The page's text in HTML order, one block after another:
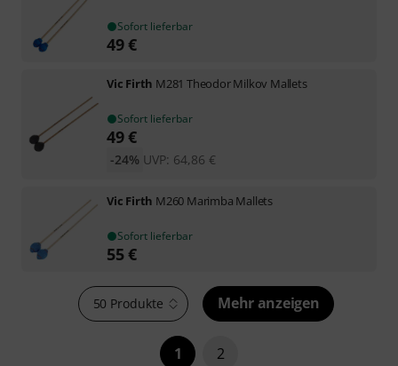
Sofort lieferbar
49€
Vic Firth M281 Theodor Milkov Mallets
Sofort lieferbar
49€
UVP: 64,86 €
-24%
Vic Firth M260 Marimba Mallets
Sofort lieferbar
55€
50 Produkte Mehr anzeigen
1 2